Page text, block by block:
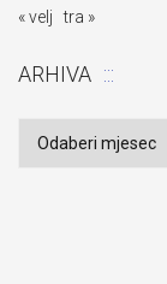
« velj tra »
ARHIVA